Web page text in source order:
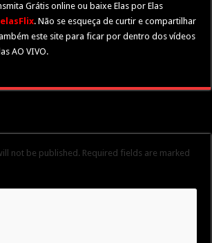
Grátis online ou baixe Elas por Elas
. Não se esqueça de curtir e compartilhar
este site para ficar por dentro dos vídeos
AO VIVO.
not be published. Required fields are marked